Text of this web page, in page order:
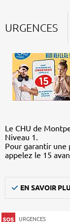
URGENCES
Le CHU de
Niveau 1.
Pour garantir une
appelez le 15
EN SAVOIR
URGENCES